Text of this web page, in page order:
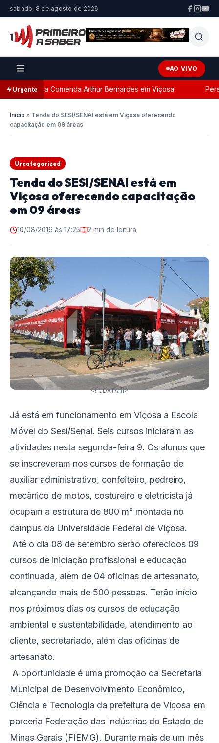
sábado, 8 de agosto de 2026
AO VIVO
Urgente
com a Comenda Arthur Bernardes em Viçosa
Início » Tenda do SESI/SENAI está em Viçosa oferecendo
capacitação em 09 áreas
Uncategorized
Tenda do SESI/SENAI está em
Viçosa oferecendo capacitação
em 09 áreas
10/08/2016 às 17:25 2 min de leitura
<![CDATA[]]>
Já está em funcionamento em Viçosa a Escola
Móvel do Sesi/Senai. Seis cursos iniciaram as
atividades nesta segunda-feira 9. Os alunos que
se inscreveram nos cursos de formação de
auxiliar administrativo, confeiteiro, pedreiro,
mecânico de motos, costureiro e eletricista já
ocupam a estrutura de 800 m² montada no
campus da Universidade Federal de Viçosa.
Até o dia 08 de setembro serão oferecidos 09
cursos de iniciação profissional e educação
continuada, além de 04 oficinas de artesanato,
alcançando mais de 500 pessoas. Terão início
nos próximos dias os cursos de educação
ambiental e sustentabilidade, atendimento ao
cliente, secretariado, além das oficinas de
artesanato.
A oportunidade é uma promoção da Secretaria
Municipal de Desenvolvimento Econômico,
Ciência e Tecnologia da prefeitura de Viçosa em
parceria Federação das Indústrias do Estado de
Minas Gerais (FIEMG). Durante mais de um mês